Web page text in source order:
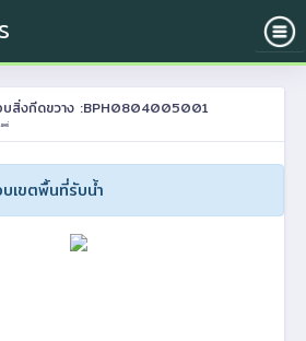
บสิ่งกีดขวาง :BPH0804005001
พร่
เขตพื้นที่รับน้ำ